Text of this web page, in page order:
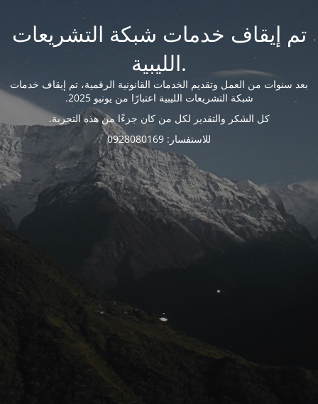
تم إيقاف خدمات شبكة التشريعات
الليبية.
بعد سنوات من العمل وتقديم الخدمات القانونية الرقمية، تم إيقاف خدمات
شبكة التشريعات الليبية اعتبارًا من يونيو 2025.
كل الشكر والتقدير لكل من كان جزءًا من هذه التجربة.
للاستفسار: 0928080169